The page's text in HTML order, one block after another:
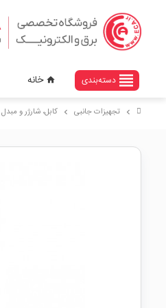
view_headline دسته‌بندی home خانه
chevron_right تجهیزات جانبی chevron_right کابل، شارژر و مبدل USB